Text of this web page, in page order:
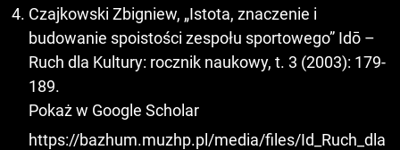
Czajkowski Zbigniew, „Istota, znaczenie i
budowanie spoistości zespołu sportowego” Idō –
Ruch dla Kultury: rocznik naukowy, t. 3 (2003): 179-
189.
Pokaż w Google Scholar
https://bazhum.muzhp.pl/media/files/Id_Ruch_dla